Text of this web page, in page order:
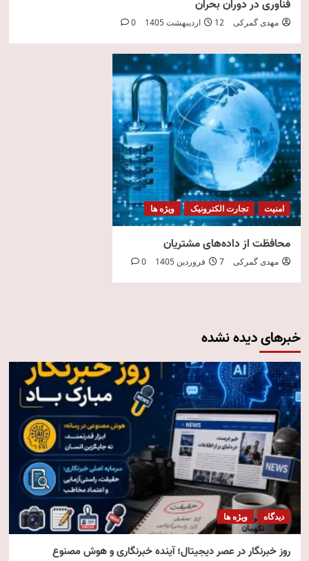
فناوری در دوران بحران
مهدی گمرکی 12 اردیبهشت 1405 0
امنیت تجارت الکترونیک ویژه ها
محافظت از داده‌های مشتریان
مهدی گمرکی 7 فروردین 1405 0
خبرهای دیده نشده
دیدگاه ویژه ها
روز خبرنگار در عصر دیجیتال؛ آینده خبرنگاری و هوش مصنوع